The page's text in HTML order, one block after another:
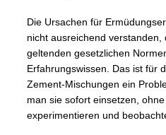
Die Ursachen für
nicht ausreichend
geltenden gesetzlichen
Erfahrungswissen. Das ist für
Zement-Mischungen ein
man sie sofort einsetzen,
experimentieren und